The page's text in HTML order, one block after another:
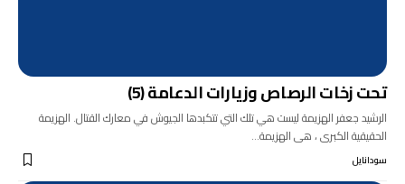
تحت زخات الرصاص وزيارات الدعامة (5)
الرشيد جعفر الهزيمة ليست هي تلك التي تتكبدها الجيوش في معارك القتال. الهزيمة
الحقيقية الكبرى ، هى الهزيمة…
سودانايل